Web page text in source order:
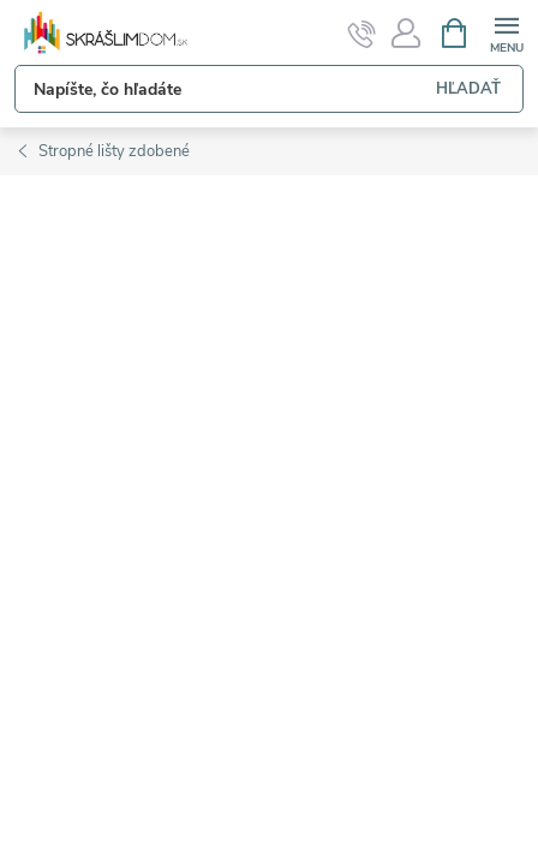
Prejsť
obsah
HĽADAŤ
KOŠÍK
Stropné lišty zdobené